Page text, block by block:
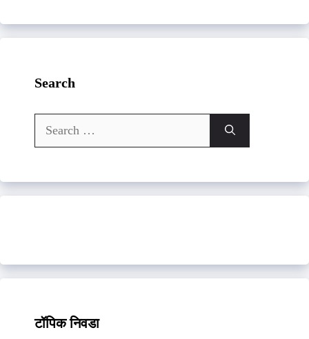
Search
Search
for:
टॉपिक निवडा